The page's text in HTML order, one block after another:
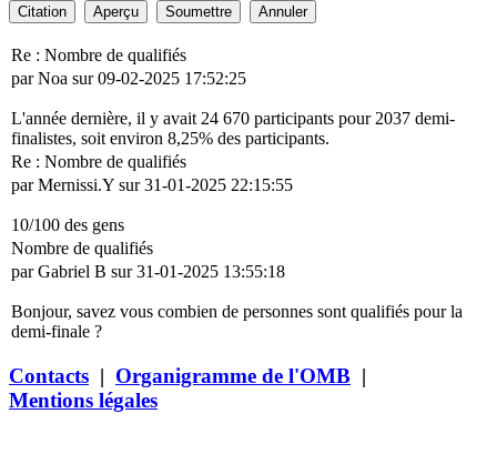
Citation Aperçu Soumettre Annuler
Re : Nombre de qualifiés
par Noa sur 09-02-2025 17:52:25
L'année dernière, il y avait 24 670 participants pour 2037 demi-
finalistes, soit environ 8,25% des participants.
Re : Nombre de qualifiés
par Mernissi.Y sur 31-01-2025 22:15:55
10/100 des gens
Nombre de qualifiés
par Gabriel B sur 31-01-2025 13:55:18
Bonjour, savez vous combien de personnes sont qualifiés pour la
demi-finale ?
Contacts | Organigramme de l'OMB |
Mentions légales